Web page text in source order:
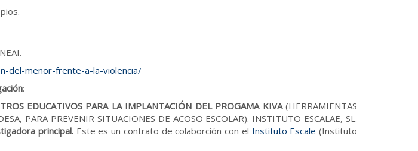
del-menor-frente-a-la-violencia/
:
EDUCATIVOS PARA LA IMPLANTACIÓN DEL PROGAMA KIVA(HERRAMIENTAS
PARA PREVENIR SITUACIONES DE ACOSO ESCOLAR). INSTITUTO ESCALAE, SL.
principal. Este es un contrato de colaborción con el Instituto Escale (Instituto